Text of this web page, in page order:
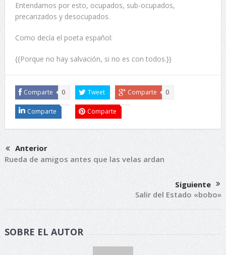
Entendamos por esto, ocupados, sub-ocupados,
precarizados y desocupados.
Como decía el poeta español:
{{Porque no hay salvación, si no es con todos.}}
Comparte 0 Tweet Comparte 0
Comparte Comparte
Anterior
Rueda de amigos antes que las velas ardan
Siguiente
Salir del Estado «bobo»
SOBRE EL AUTOR